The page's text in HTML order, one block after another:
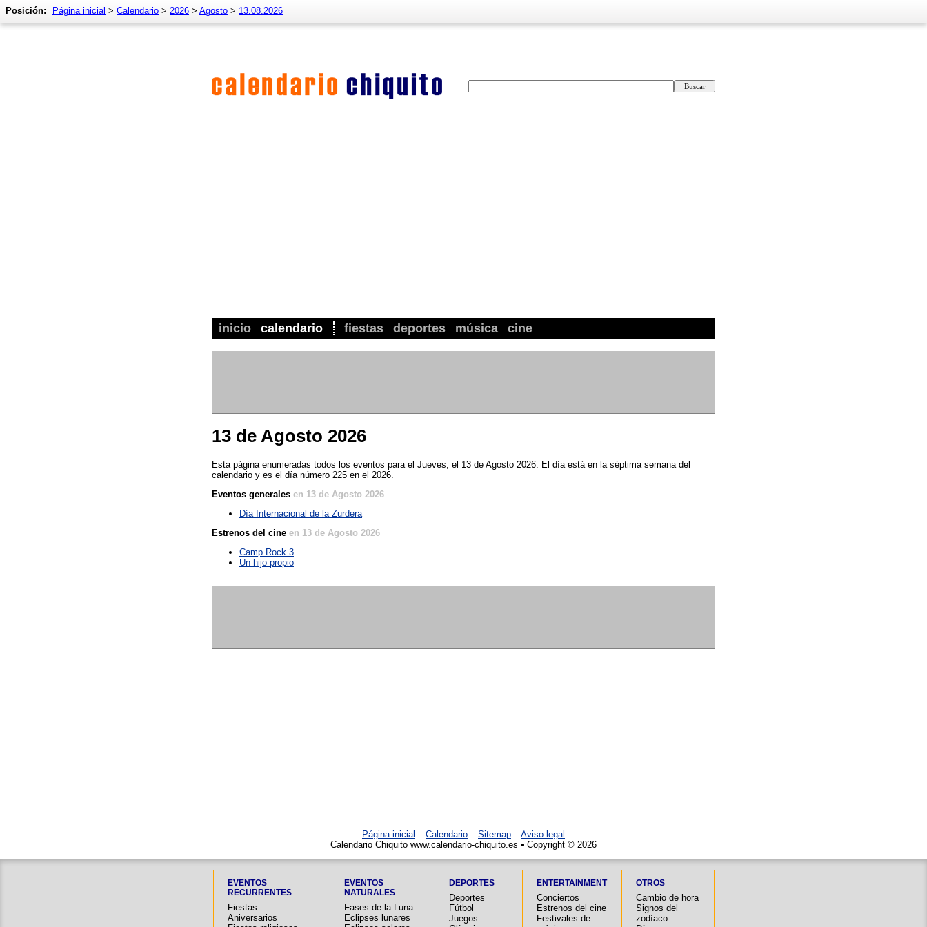
inicio calendario fiestas deportes música cine
Posición: Página inicial > Calendario > 2026 > Agosto > 13.08.2026
13 de Agosto 2026
Esta página enumeradas todos los eventos para el Jueves, el 13 de Agosto 2026. El día está en la séptima semana del
calendario y es el día número 225 en el 2026.
Eventos generales en 13 de Agosto 2026
Día Internacional de la Zurdera
Estrenos del cine en 13 de Agosto 2026
Camp Rock 3
Un hijo propio
Página inicial – Calendario – Sitemap –Aviso legal
Calendario Chiquito www.calendario-chiquito.es • Copyright © 2026
EVENTOS
RECURRENTES
Fiestas
Aniversarios
EVENTOS
NATURALES
Fases de la Luna
Eclipses lunares
DEPORTES
Deportes
Fútbol
Juegos
ENTERTAINMENT
Conciertos
Estrenos del cine
Festivales de
OTROS
Cambio de hora
Signos del
zodíaco